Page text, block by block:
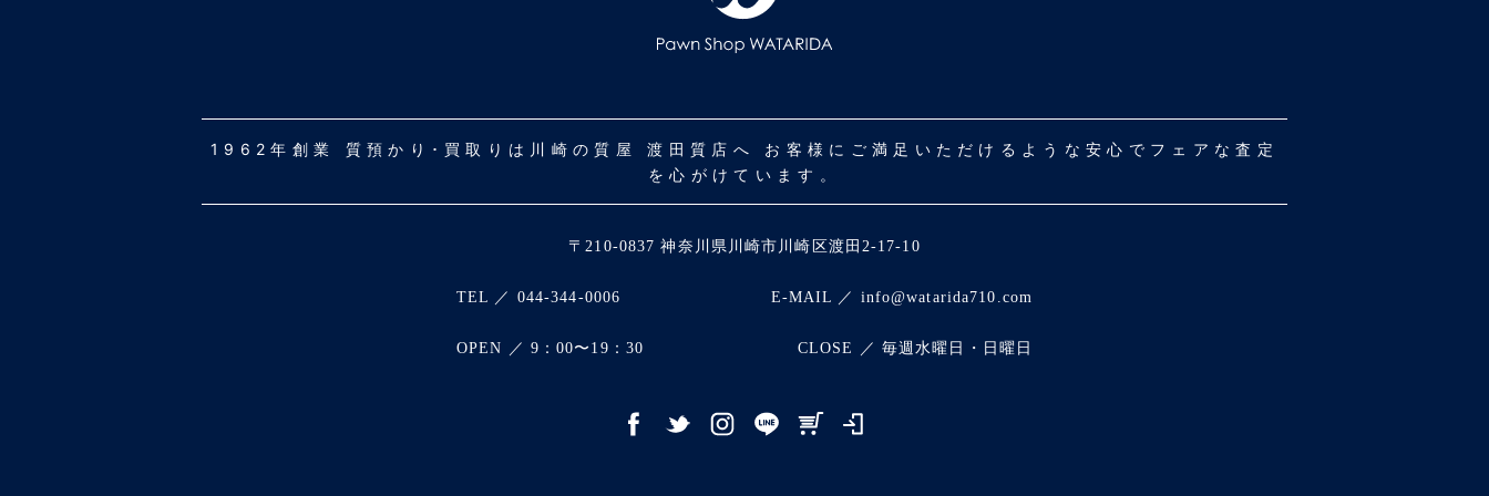
1962年創業 質預かり･買取りは川崎の質屋 渡田質店へ お客様にご満足いただけるような安心でフェアな査定
を心がけています。
〒210-0837 神奈川県川崎市川崎区渡田2-17-10
TEL ／ 044-344-0006 E-MAIL ／ info@watarida710.com
OPEN ／ 9：00〜19：30 CLOSE ／ 毎週水曜日・日曜日